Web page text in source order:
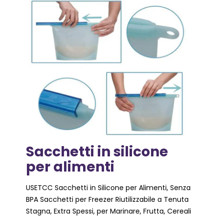
Sacchetti in silicone
per alimenti
USETCC Sacchetti in Silicone per Alimenti, Senza
BPA Sacchetti per Freezer Riutilizzabile a Tenuta
Stagna, Extra Spessi, per Marinare, Frutta, Cereali